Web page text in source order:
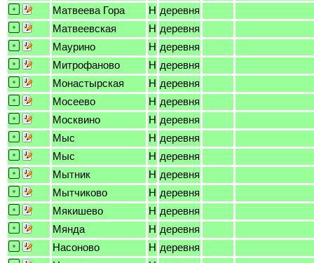
Матвеева Гора H деревня
Матвеевская
H деревня
Маурино
H деревня
Митрофаново
H деревня
Монастырская
H деревня
Мосеево
H деревня
Москвино
H деревня
Мыс
H деревня
Мыс
H деревня
Мытник
H деревня
Мытчиково
H деревня
Мякишево
H деревня
Мянда
H деревня
Насоново
H деревня